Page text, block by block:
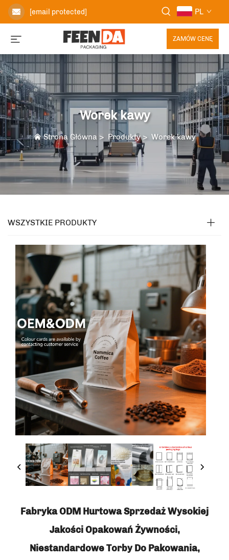
[email protected] PL
ZAMÓW CENĘ
Worek kawy
Strona Główna > Produkty> Worek kawy
WSZYSTKIE PRODUKTY
Fabryka ODM Hurtowa Sprzedaż Wysokiej
Jakości Opakowań Żywności,
Niestandardowe Torby Do Pakowania,